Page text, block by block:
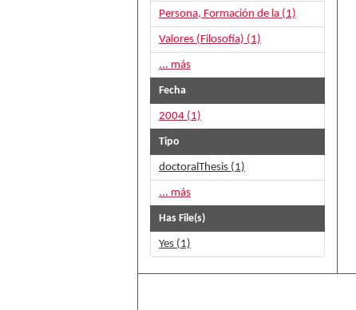
Persona, Formación de la (1)
Valores (Filosofía) (1)
... más
Fecha
2004 (1)
Tipo
doctoralThesis (1)
... más
Has File(s)
Yes (1)